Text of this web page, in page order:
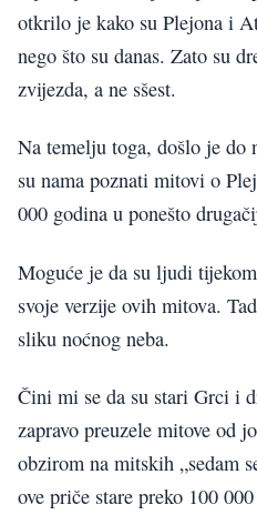
otkrilo je kako su Plejona i
nego što su danas. Zato su
zvijezda, a ne sšest.
Na temelju toga, došlo je do
su nama poznati mitovi o
000 godina u ponešto
Moguće je da su ljudi
svoje verzije ovih mitova.
sliku noćnog neba.
Čini mi se da su stari Grci i
zapravo preuzele mitove od
obzirom na mitskih „sedam
ove priče stare preko 100